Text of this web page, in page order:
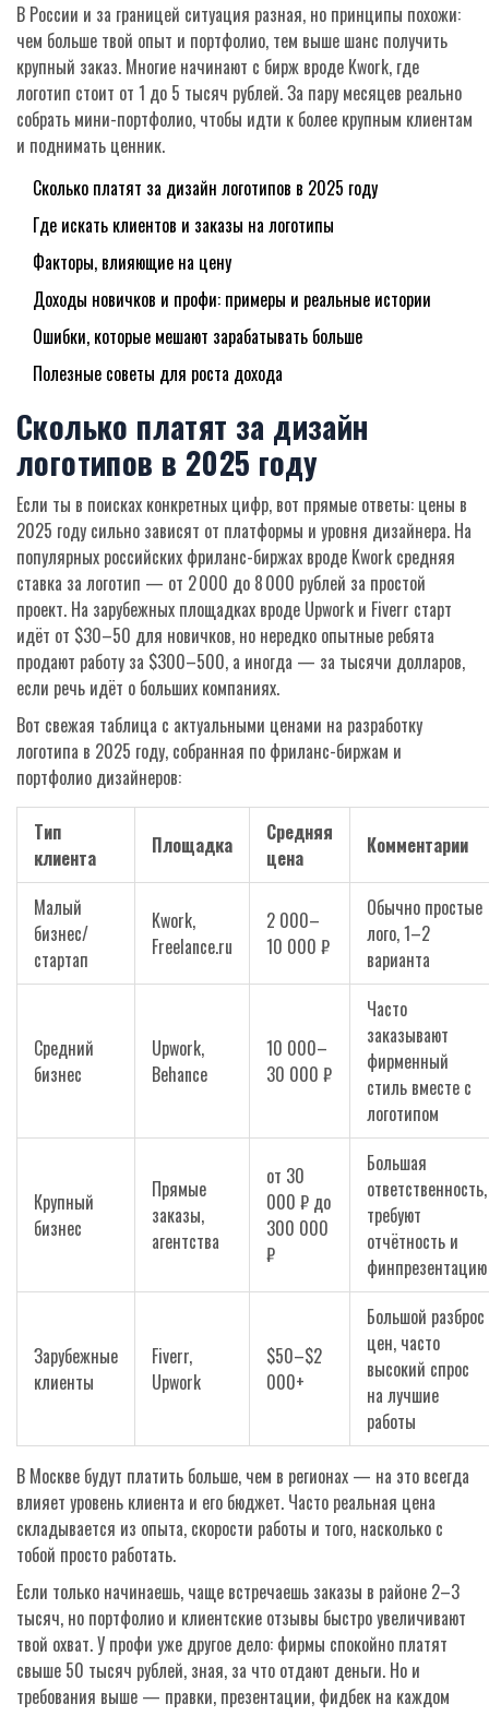
В России и за границей ситуация разная, но принципы похожи:
чем больше твой опыт и портфолио, тем выше шанс получить
крупный заказ. Многие начинают с бирж вроде Kwork, где
логотип стоит от 1 до 5 тысяч рублей. За пару месяцев реально
собрать мини-портфолио, чтобы идти к более крупным клиентам
и поднимать ценник.
Сколько платят за дизайн логотипов в 2025 году
Где искать клиентов и заказы на логотипы
Факторы, влияющие на цену
Доходы новичков и профи: примеры и реальные истории
Ошибки, которые мешают зарабатывать больше
Полезные советы для роста дохода
Сколько платят за дизайн
логотипов в 2025 году
Если ты в поисках конкретных цифр, вот прямые ответы: цены в
2025 году сильно зависят от платформы и уровня дизайнера. На
популярных российских фриланс-биржах вроде Kwork средняя
ставка за логотип — от 2 000 до 8 000 рублей за простой
проект. На зарубежных площадках вроде Upwork и Fiverr старт
идёт от $30–50 для новичков, но нередко опытные ребята
продают работу за $300–500, а иногда — за тысячи долларов,
если речь идёт о больших компаниях.
Вот свежая таблица с актуальными ценами на разработку
логотипа в 2025 году, собранная по фриланс-биржам и
портфолио дизайнеров:
Тип
клиента
Площадка
Средняя
цена
Комментарии
Малый
бизнес/
стартап
Kwork,
Freelance.ru
2 000–
10 000 ₽
Обычно простые
лого, 1–2
варианта
Средний
бизнес
Upwork,
Behance
10 000–
30 000 ₽
Часто
заказывают
фирменный
стиль вместе с
логотипом
Крупный
бизнес
Прямые
заказы,
агентства
от 30
000 ₽ до
300 000
₽
Большая
ответственность,
требуют
отчётность и
финпрезентацию
Зарубежные
клиенты
Fiverr,
Upwork
$50–$2
000+
Большой разброс
цен, часто
высокий спрос
на лучшие
работы
В Москве будут платить больше, чем в регионах — на это всегда
влияет уровень клиента и его бюджет. Часто реальная цена
складывается из опыта, скорости работы и того, насколько с
тобой просто работать.
Если только начинаешь, чаще встречаешь заказы в районе 2–3
тысяч, но портфолио и клиентские отзывы быстро увеличивают
твой охват. У профи уже другое дело: фирмы спокойно платят
свыше 50 тысяч рублей, зная, за что отдают деньги. Но и
требования выше — правки, презентации, фидбек на каждом